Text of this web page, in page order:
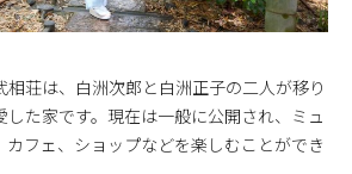
荘は、白洲次郎と白洲正子の二人が移り
た家です。現在は一般に公開され、ミュ
カフェ、ショップなどを楽しむことができ